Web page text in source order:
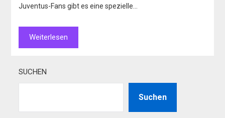
Juventus-Fans gibt es eine spezielle…
Weiterlesen
SUCHEN
Suchen